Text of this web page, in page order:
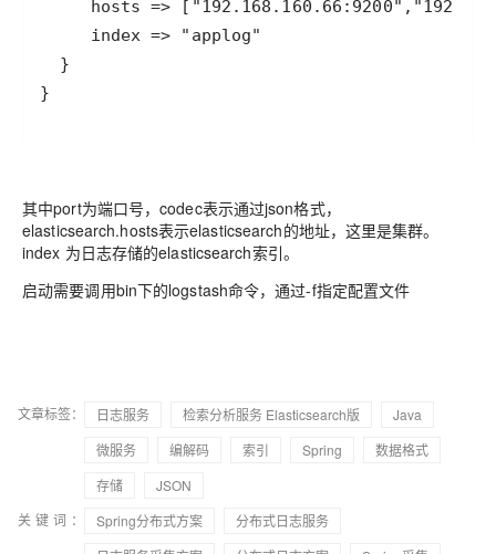
}
其中port为端口号，codec表示通过json格式，
elasticsearch.hosts表示elasticsearch的地址，这里是集群。
index 为日志存储的elasticsearch索引。
启动需要调用bin下的logstash命令，通过-f指定配置文件
文章标签： 日志服务 检索分析服务 Elasticsearch版
Java
微服务
编解码 索引 Spring
数据格式
存储
JSON
关键词：
Spring分布式方案
分布式日志服务